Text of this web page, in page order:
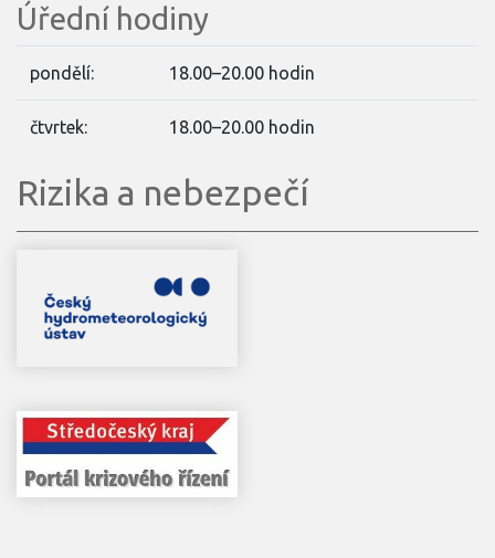
Úřední hodiny
pondělí: 18.00–20.00 hodin
čtvrtek: 18.00–20.00 hodin
Rizika a nebezpečí